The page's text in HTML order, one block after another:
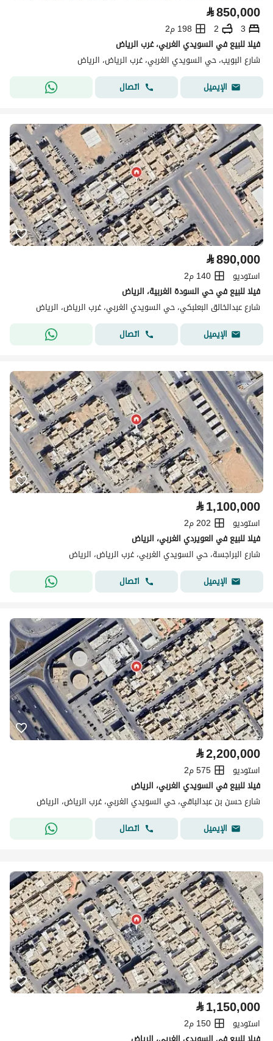
⃁850,000
3
2
198 م2
فيلا للبيع في السويدي الغربي، غرب الرياض
شارع البويب، حي السويدي الغربي، غرب الرياض، الرياض
الإيميل
اتصال
⃁890,000
استوديو
140 م2
فيلا للبيع في حي السودة الغربية، الرياض
شارع عبدالخالق البعلبكي، حي السويدي الغربي، غرب الرياض، الرياض
الإيميل
اتصال
⃁1,100,000
استوديو
202 م2
فيلا للبيع في العويردي الغربي، الرياض
شارع البراجسة، حي السويدي الغربي، غرب الرياض، الرياض
الإيميل
اتصال
⃁2,200,000
استوديو
575 م2
فيلا للبيع في السويدي الغربي، الرياض
شارع حسن بن عبدالباقي، حي السويدي الغربي، غرب الرياض، الرياض
الإيميل
اتصال
⃁1,150,000
استوديو
150 م2